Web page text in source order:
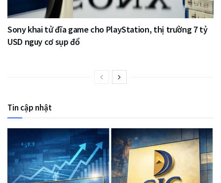
Sony khai tử đĩa game cho PlayStation, thị trường 7 tỷ
USD nguy cơ sụp đổ
Tin cập nhật